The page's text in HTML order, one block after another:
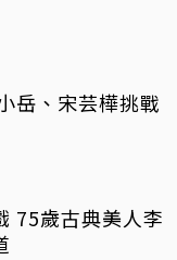
岳、宋芸樺挑戰
75歲古典美人李